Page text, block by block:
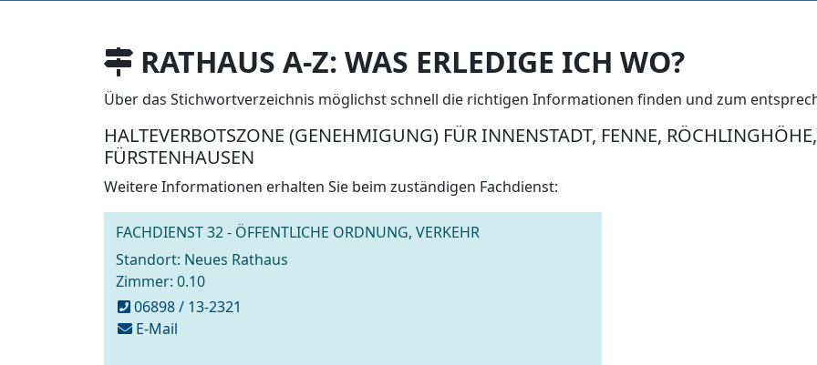
RATHAUS A-Z: WAS ERLEDIGE ICH WO?
Über das Stichwortverzeichnis möglichst schnell die richtigen Informationen finden und zum
HALTEVERBOTSZONE (GENEHMIGUNG) FÜR INNENSTADT, FENNE,
FÜRSTENHAUSEN
Weitere Informationen erhalten Sie beim zuständigen Fachdienst:
FACHDIENST 32 - ÖFFENTLICHE ORDNUNG, VERKEHR
Standort: Neues Rathaus
Zimmer: 0.10
06898 / 13-2321
E-Mailschreiben